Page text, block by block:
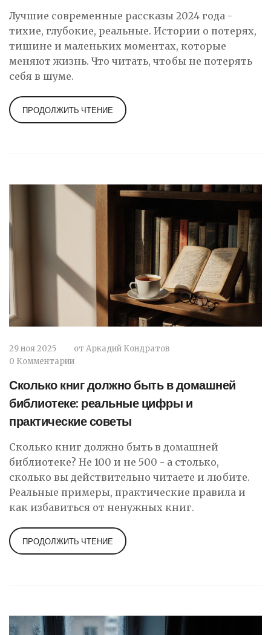
Лучшие современные рассказы 2024 года -
тихие, глубокие, реальные. Истории о потерях,
тишине и маленьких моментах, которые
меняют жизнь. Что читать, чтобы не потерять
себя в шуме.
ПРОДОЛЖИТЬ ЧТЕНИЕ
29 ноя 2025 от Аркадий Кондратов
0 Комментарии
Сколько книг должно быть в домашней
библиотеке: реальные цифры и
практические советы
Сколько книг должно быть в домашней
библиотеке? Не 100 и не 500 - а столько,
сколько вы действительно читаете и любите.
Реальные примеры, практические правила и
как избавиться от ненужных книг.
ПРОДОЛЖИТЬ ЧТЕНИЕ